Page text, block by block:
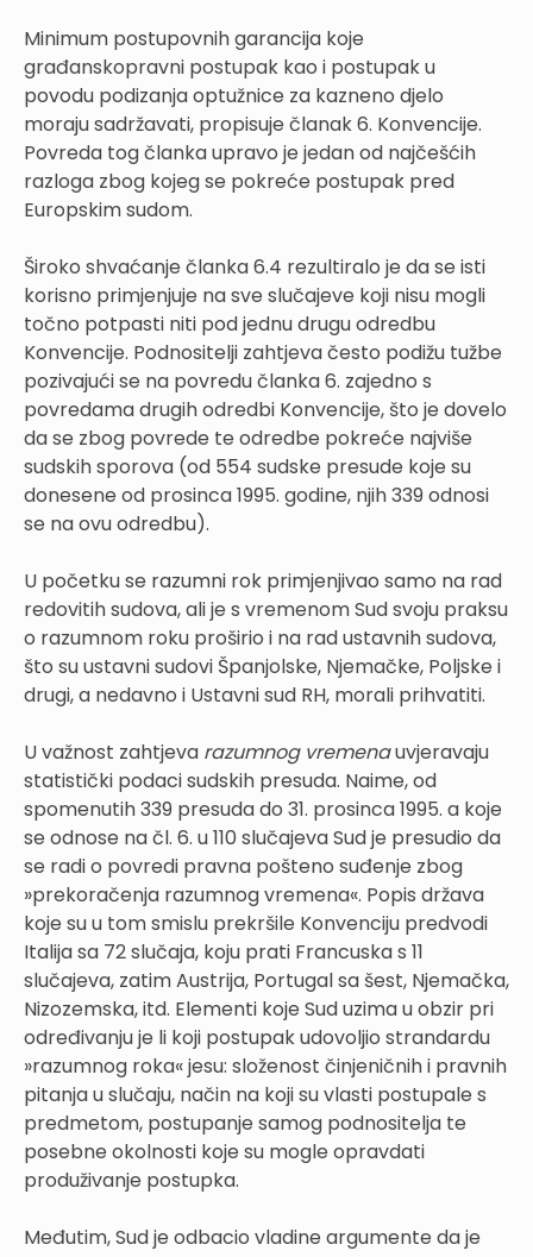
Minimum postupovnih garancija koje
građanskopravni postupak kao i postupak u
povodu podizanja optužnice za kazneno djelo
moraju sadržavati, propisuje članak 6. Konvencije.
Povreda tog članka upravo je jedan od najčešćih
razloga zbog kojeg se pokreće postupak pred
Europskim sudom.
Široko shvaćanje članka 6.4 rezultiralo je da se isti
korisno primjenjuje na sve slučajeve koji nisu mogli
točno potpasti niti pod jednu drugu odredbu
Konvencije. Podnositelji zahtjeva često podižu tužbe
pozivajući se na povredu članka 6. zajedno s
povredama drugih odredbi Konvencije, što je dovelo
da se zbog povrede te odredbe pokreće najviše
sudskih sporova (od 554 sudske presude koje su
donesene od prosinca 1995. godine, njih 339 odnosi
se na ovu odredbu).
U početku se razumni rok primjenjivao samo na rad
redovitih sudova, ali je s vremenom Sud svoju praksu
o razumnom roku proširio i na rad ustavnih sudova,
što su ustavni sudovi Španjolske, Njemačke, Poljske i
drugi, a nedavno i Ustavni sud RH, morali prihvatiti.
U važnost zahtjeva razumnog vremenauvjeravaju
statistički podaci sudskih presuda. Naime, od
spomenutih 339 presuda do 31. prosinca 1995. a koje
se odnose na čl. 6. u 110 slučajeva Sud je presudio da
se radi o povredi pravna pošteno suđenje zbog
»prekoračenja razumnog vremena«. Popis država
koje su u tom smislu prekršile Konvenciju predvodi
Italija sa 72 slučaja, koju prati Francuska s 11
slučajeva, zatim Austrija, Portugal sa šest, Njemačka,
Nizozemska, itd. Elementi koje Sud uzima u obzir pri
određivanju je li koji postupak udovoljio strandardu
»razumnog roka« jesu: složenost činjeničnih i pravnih
pitanja u slučaju, način na koji su vlasti postupale s
predmetom, postupanje samog podnositelja te
posebne okolnosti koje su mogle opravdati
produživanje postupka.
Međutim, Sud je odbacio vladine argumente da je